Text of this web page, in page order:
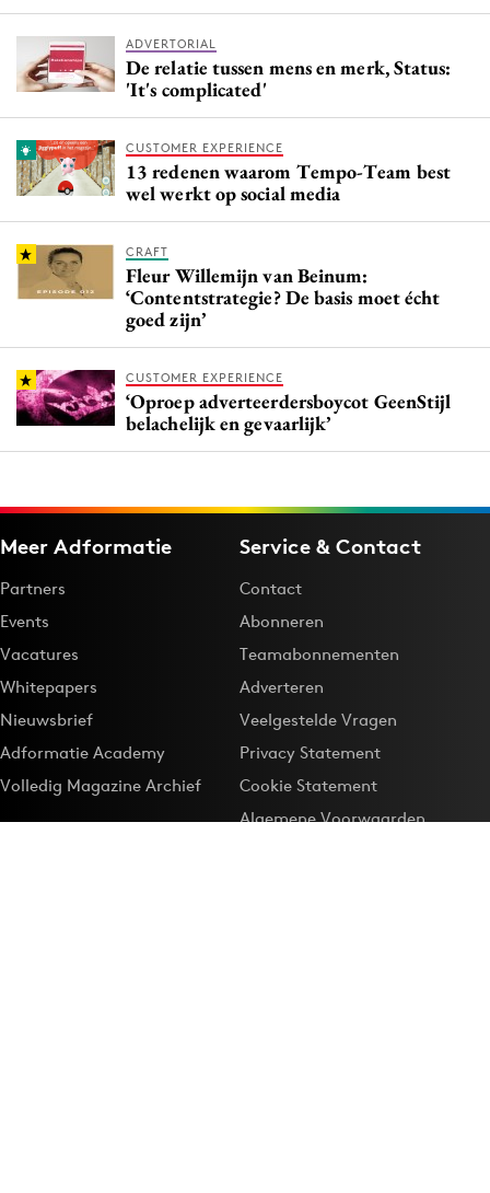
ADVERTORIAL
De relatie tussen mens en merk, Status:
'It's complicated'
CUSTOMER EXPERIENCE
13 redenen waarom Tempo-Team best
wel werkt op social media
CRAFT
Fleur Willemijn van Beinum:
‘Contentstrategie? De basis moet écht
goed zijn’
CUSTOMER EXPERIENCE
‘Oproep adverteerdersboycot GeenStijl
belachelijk en gevaarlijk’
Meer Adformatie
Partners
Events
Vacatures
Whitepapers
Nieuwsbrief
Adformatie Academy
Volledig Magazine Archief
Service & Contact
Contact
Abonneren
Teamabonnementen
Adverteren
Veelgestelde Vragen
Privacy Statement
Cookie Statement
Algemene Voorwaarden